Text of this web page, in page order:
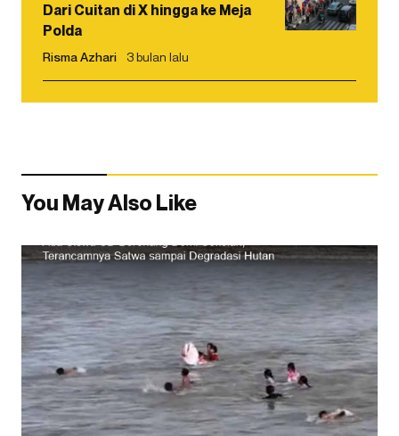
Dari Cuitan di X hingga ke Meja
Polda
Risma Azhari 3 bulan lalu
You May Also Like